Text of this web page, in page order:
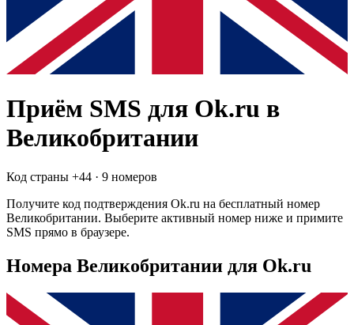
Приём SMS для Ok.ru в
Великобритании
Код страны +44 · 9 номеров
Получите код подтверждения Ok.ru на бесплатный номер
Великобритании. Выберите активный номер ниже и примите
SMS прямо в браузере.
Номера Великобритании для Ok.ru